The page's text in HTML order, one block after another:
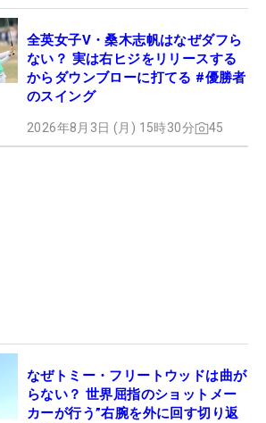
全英女子V・桑木志帆はなぜダフら
ない？ 実は右ヒジをリリースする
からダウンブローに打てる #優勝者
のスイング
2026年8月3日 (月) 15時30分 45
なぜトミー・フリートウッドは曲が
らない？ 世界屈指のショットメー
カーが行う”右腕を外に回す切り返